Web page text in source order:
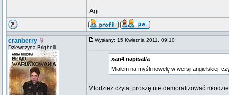
 Agi
cranberry
Dziewczyna Brighelli
Wysłany: 15 Kwietnia 2011, 09:10
xan4 napisał/a
Miałem na myśli nowelę w wersji angielskiej,
Młodzież czyta, proszę nie demoralizować